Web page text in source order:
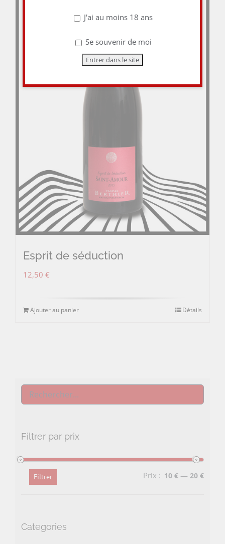
Esprit de séduction
12,50 €
Ajouter au panier Détails
Filtrer par prix
Prix
Prix
Filtrer Prix : 10 € — 20 €
Categories
J'ai au moins 18 ans
Se souvenir de moi